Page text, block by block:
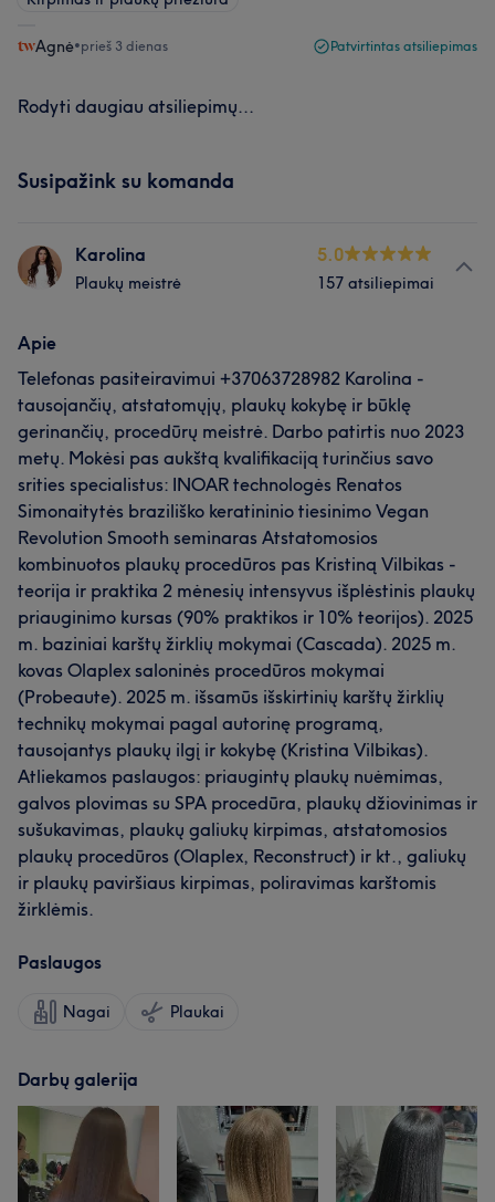
Agnė•prieš 3 dienas Patvirtintas atsiliepimas
Rodyti daugiau atsiliepimų...
Susipažink su komanda
Karolina
Plaukų meistrė
5.0
157 atsiliepimai
Apie
Telefonas pasiteiravimui +37063728982 Karolina -
tausojančių, atstatomųjų, plaukų kokybę ir būklę
gerinančių, procedūrų meistrė. Darbo patirtis nuo 2023
metų. Mokėsi pas aukštą kvalifikaciją turinčius savo
srities specialistus: INOAR technologės Renatos
Simonaitytės braziliško keratininio tiesinimo Vegan
Revolution Smooth seminaras Atstatomosios
kombinuotos plaukų procedūros pas Kristiną Vilbikas -
teorija ir praktika 2 mėnesių intensyvus išplėstinis plaukų
priauginimo kursas (90% praktikos ir 10% teorijos). 2025
m. baziniai karštų žirklių mokymai (Cascada). 2025 m.
kovas Olaplex saloninės procedūros mokymai
(Probeaute). 2025 m. išsamūs išskirtinių karštų žirklių
technikų mokymai pagal autorinę programą,
tausojantys plaukų ilgį ir kokybę (Kristina Vilbikas).
Atliekamos paslaugos: priaugintų plaukų nuėmimas,
galvos plovimas su SPA procedūra, plaukų džiovinimas ir
sušukavimas, plaukų galiukų kirpimas, atstatomosios
plaukų procedūros (Olaplex, Reconstruct) ir kt., galiukų
ir plaukų paviršiaus kirpimas, poliravimas karštomis
žirklėmis.
Paslaugos
Nagai Plaukai
Darbų galerija